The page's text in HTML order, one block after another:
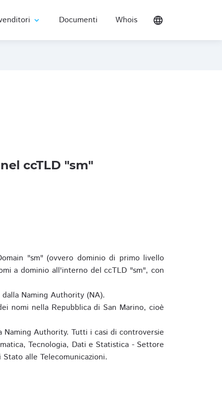
expand_more Documenti Whois language
ccTLD "sm"
"sm" (ovvero dominio di primo livello
a dominio all'interno del ccTLD "sm", con
Naming Authority (NA).
nomi nella Repubblica di San Marino, cioè
Authority. Tutti i casi di controversie
Tecnologia, Dati e Statistica - Settore
alle Telecomunicazioni.